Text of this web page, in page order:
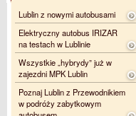
Lublin z nowymi autobusami
Elektryczny autobus IRIZAR
na testach w Lublinie
Wszystkie „hybrydy” już w
zajezdni MPK Lublin
Poznaj Lublin z Przewodnikiem
w podróży zabytkowym